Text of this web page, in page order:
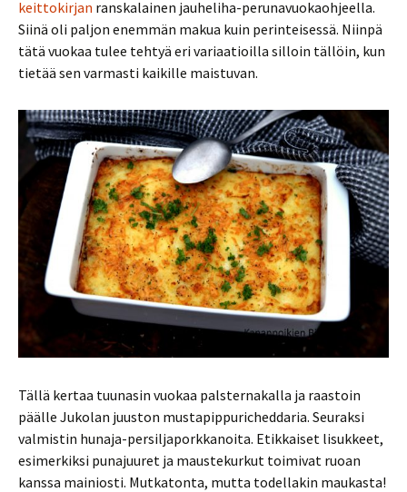
keittokirjan ranskalainen jauheliha-perunavuokaohjeella.
Siinä oli paljon enemmän makua kuin perinteisessä. Niinpä
tätä vuokaa tulee tehtyä eri variaatioilla silloin tällöin, kun
tietää sen varmasti kaikille maistuvan.
Tällä kertaa tuunasin vuokaa palsternakalla ja raastoin
päälle Jukolan juuston mustapippuricheddaria. Seuraksi
valmistin hunaja-persiljaporkkanoita. Etikkaiset lisukkeet,
esimerkiksi punajuuret ja maustekurkut toimivat ruoan
kanssa mainiosti. Mutkatonta, mutta todellakin maukasta!